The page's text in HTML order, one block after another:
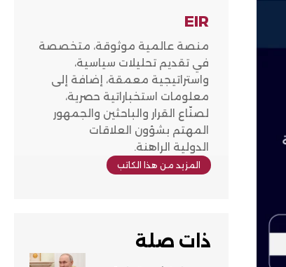
EIR
منصة عالمية موثوقة، متخصصة
في تقديم تحليلات سياسية،
واستراتيجية معمقة، إضافة إلى
معلومات استخباراتية حصرية،
لصنّاع القرار والباحثين والجمهور
المهتم بشؤون العلاقات
الدولية الراهنة.
المزيد من هذا الكاتب
ذات صلة